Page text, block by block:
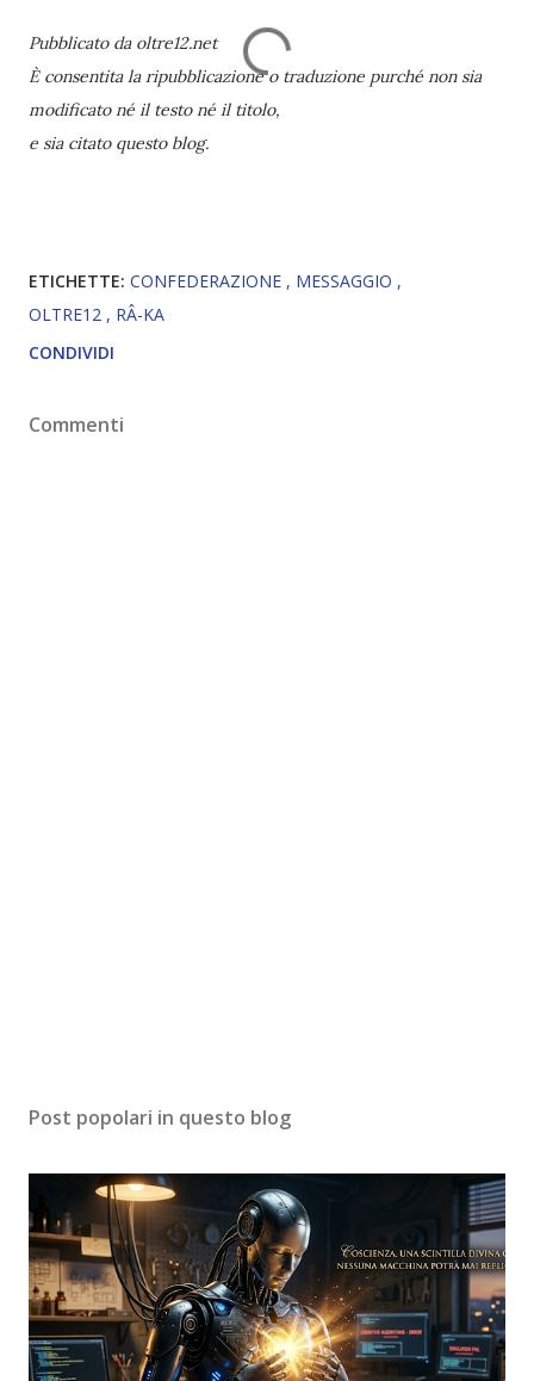
Pubblicato da oltre12.net
È consentita la ripubblicazione o traduzione purché non sia
modificato né il testo né il titolo,
e sia citato questo blog.
ETICHETTE: CONFEDERAZIONE
MESSAGGIO
OLTRE12
RÂ-KA
CONDIVIDI
Commenti
Post popolari in questo blog